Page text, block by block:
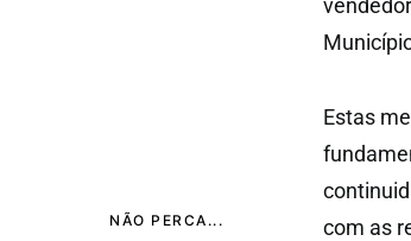
NÃO PERCA...
Estas
com as